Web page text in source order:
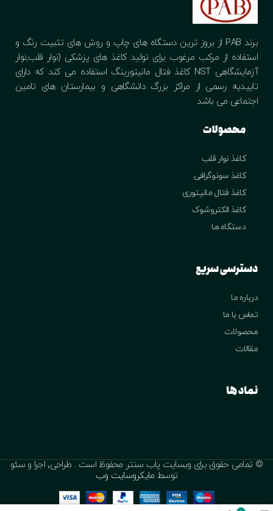
برند PAB از بروز ترین دستگاه های چاپ و روش های تثبیت رنگ و
استفاده از مرکب مرغوب برای تولید کاغذ های پزشکی (نوار قلب,نوار
آزمایشگاهی NST کاغذ فتال مانیتورینگ استفاده می کند که دارای
تاییدیه رسمی از مراکز بزرگ دانشگاهی و بیمارستان های تامین
اجتماعی می باشد
محصولات
کاغذ نوار قلب
کاغذ سونوگرافی
کاغذ فتال مانیتوری
کاغذ الکتروشوک
دستگاه ها
دسترسی سریع
درباره ما
تماس با ما
محصولات
مقالات
نماد ها
© تمامی حقوق برای وبسایت پاب سنتر محفوظ است . طراحی٬ اجرا و سئو
توسط مایکروسایت وب